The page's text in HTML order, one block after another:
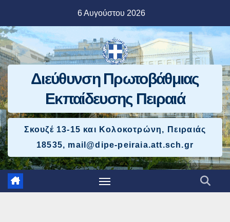
περιεχόμενο
6 Αυγούστου 2026
Διεύθυνση Πρωτοβάθμιας
Εκπαίδευσης Πειραιά
Σκουζέ 13-15 και Κολοκοτρώνη, Πειραιάς
18535, mail@dipe-peiraia.att.sch.gr